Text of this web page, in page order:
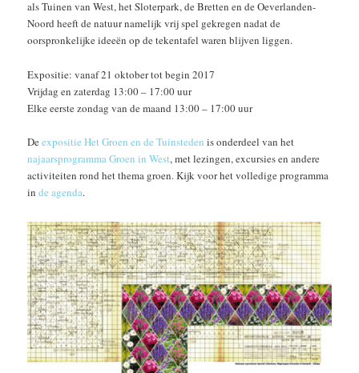
als Tuinen van West, het Sloterpark, de Bretten en de Oeverlanden-
Noord heeft de natuur namelijk vrij spel gekregen nadat de
oorspronkelijke ideeën op de tekentafel waren blijven liggen.
Expositie: vanaf 21 oktober tot begin 2017
Vrijdag en zaterdag 13:00 – 17:00 uur
Elke eerste zondag van de maand 13:00 – 17:00 uur
Deexpositie Het Groen en de Tuinsteden is onderdeel van het
najaarsprogramma Groen in West, met lezingen, excursies en andere
activiteiten rond het thema groen. Kijk voor het volledige programma
inde agenda.